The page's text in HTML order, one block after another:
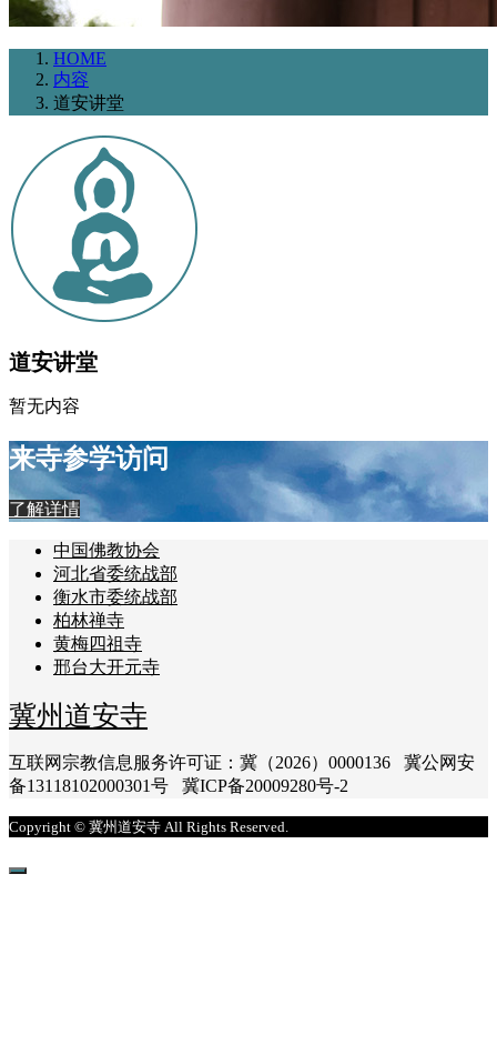
HOME
内容
道安讲堂
道安讲堂
暂无内容
来寺参学访问
了解详情
中国佛教协会
河北省委统战部
衡水市委统战部
柏林禅寺
黄梅四祖寺
邢台大开元寺
冀州道安寺
互联网宗教信息服务许可证：冀（2026）0000136 冀公网安
备13118102000301号 冀ICP备20009280号-2
Copyright © 冀州道安寺 All Rights Reserved.